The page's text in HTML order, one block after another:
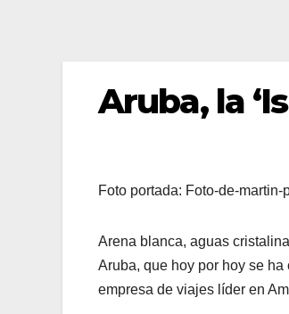
Aruba, la
Foto portada: Foto-de-
Arena blanca, aguas
Aruba, que hoy por hoy se
empresa de viajes líder en